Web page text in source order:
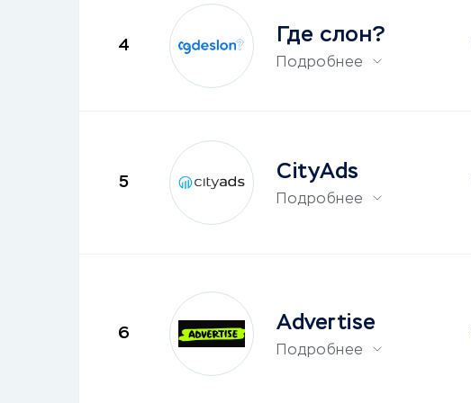
4 Где слон?
Подробнее
5 CityAds
Подробнее
6 Advertise
Подробнее